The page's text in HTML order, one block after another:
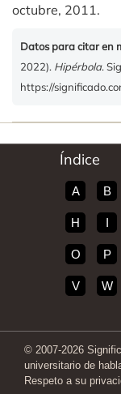
octubre, 2011.
Datos para citar en
2022). Hipérbola.
https://
Índice
A B
H I
O P
V W
© 2007-2026
universitario de
Respeto a su